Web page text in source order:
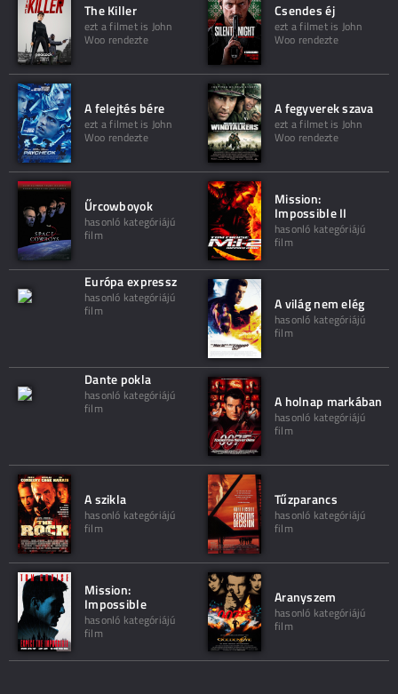
The Killer
ezt a filmet is John
Woo rendezte
Csendes éj
ezt a filmet is John
Woo rendezte
A felejtés bére
ezt a filmet is John
Woo rendezte
A fegyverek szava
ezt a filmet is John
Woo rendezte
Űrcowboyok
hasonló kategóriájú
film
Mission:
Impossible II
hasonló kategóriájú
film
Európa expressz
hasonló kategóriájú
film A világ nem elég
hasonló kategóriájú
film
Dante pokla
hasonló kategóriájú
film A holnap markában
hasonló kategóriájú
film
A szikla
hasonló kategóriájú
film
Tűzparancs
hasonló kategóriájú
film
Mission:
Impossible
hasonló kategóriájú
film
Aranyszem
hasonló kategóriájú
film